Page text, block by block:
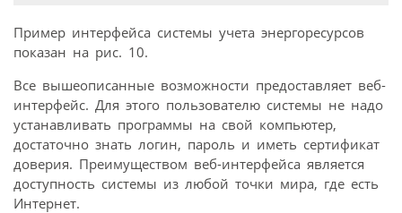
Пример интерфейса системы учета энергоресурсов
показан на рис. 10.
Все вышеописанные возможности предоставляет веб-
интерфейс. Для этого пользователю системы не надо
устанавливать программы на свой компьютер,
достаточно знать логин, пароль и иметь сертификат
доверия. Преимуществом веб-интерфейса является
доступность системы из любой точки мира, где есть
Интернет.